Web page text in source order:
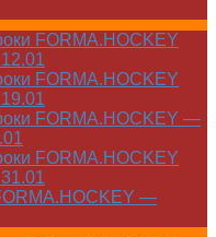
FORMA.HOCKEY
FORMA.HOCKEY
FORMA.HOCKEY —
FORMA.HOCKEY
—